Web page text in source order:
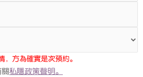
，方為確實是次預約。
私隱政策聲明。